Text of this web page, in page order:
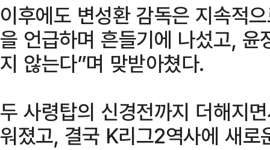
이후에도 변성환 감독은 지속적
을 언급하며 흔들기에 나섰고,
지 않는다”며 맞받아쳤다.
두 사령탑의 신경전까지 더해지
워졌고, 결국 K리그2역사에 새로